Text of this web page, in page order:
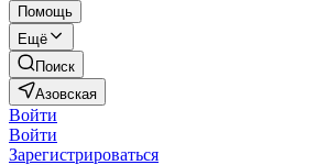
Помощь
Ещё
Поиск
Азовская
Войти
Войти
Зарегистрироваться